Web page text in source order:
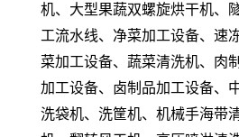
机、大型果蔬双螺旋烘干机、
工流水线、净菜加工设备、速
菜加工设备、蔬菜清洗机、肉
加工设备、卤制品加工设备、
洗袋机、洗筐机、机械手海带